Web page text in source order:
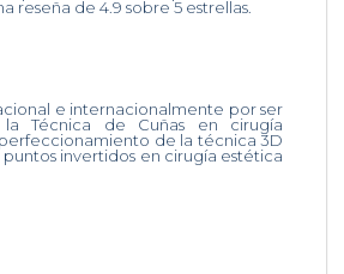
reseña de 4.9 sobre 5 estrellas.
e internacionalmente por ser
Técnica de Cuñas en cirugía
de la técnica 3D
puntos invertidos en cirugía estética